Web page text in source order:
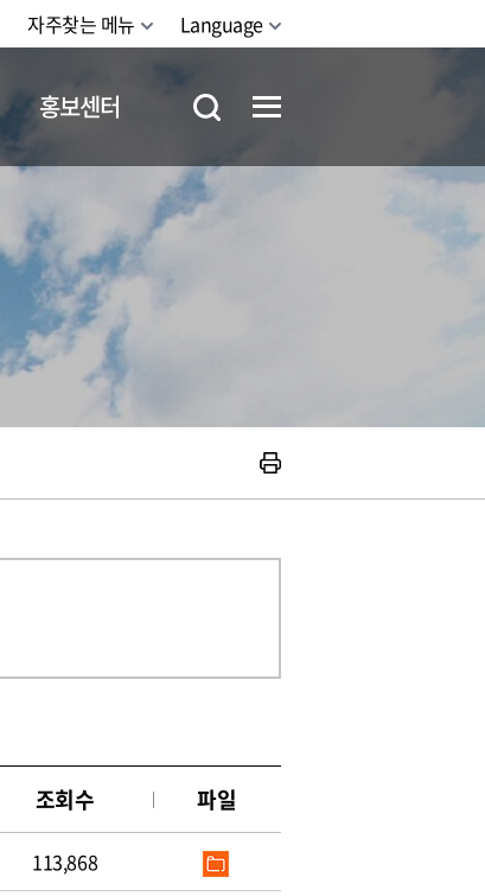
자주찾는 메뉴 Language
홍보센터
조회수 파일
113,868